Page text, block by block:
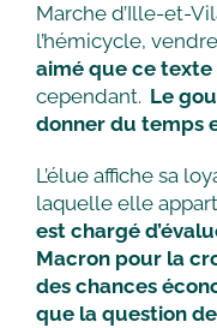
Marche d’Ille-et-
l’hémicycle,
aimé que ce
cependant. Le
donner du temps
L’élue affiche sa
laquelle elle
est chargé
Macron pour la
des chances
que la question